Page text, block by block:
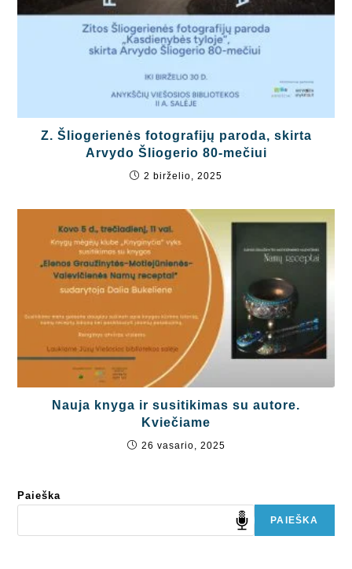
Z. Šliogerienės fotografijų paroda, skirta
Arvydo Šliogerio 80-mečiui
2 birželio, 2025
Nauja knyga ir susitikimas su autore.
Kviečiame
26 vasario, 2025
Paieška
PAIEŠKA